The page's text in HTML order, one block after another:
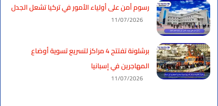
رسوم أمن على أولياء الأمور في تركيا تشعل الجدل
11/07/2026
برشلونة تفتتح 4 مراكز لتسريع تسوية أوضاع
المهاجرين في إسبانيا
11/07/2026